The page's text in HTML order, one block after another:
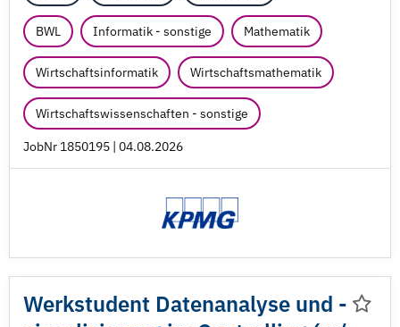
BWL Informatik - sonstige Mathematik
Wirtschaftsinformatik Wirtschaftsmathematik
Wirtschaftswissenschaften - sonstige
JobNr 1850195 | 04.08.2026
Werkstudent Datenanalyse und -